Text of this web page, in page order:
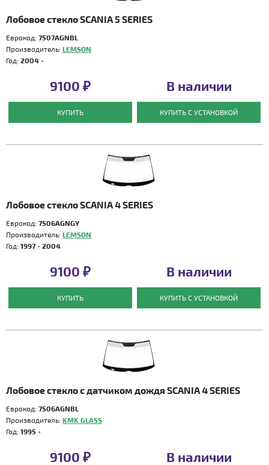
Лобовое стекло SCANIA 5 SERIES
Еврокод: 7507AGNBL
Производитель: LEMSON
Год: 2004 -
9100 ₽
КУПИТЬ
В наличии
КУПИТЬ С УСТАНОВКОЙ
Лобовое стекло SCANIA 4 SERIES
Еврокод: 7506AGNGY
Производитель: LEMSON
Год: 1997 - 2004
9100 ₽
КУПИТЬ
В наличии
КУПИТЬ С УСТАНОВКОЙ
Лобовое стекло с датчиком дождя SCANIA 4 SERIES
Еврокод: 7506AGNBL
Производитель: KMK GLASS
Год: 1995 -
9100 ₽ В наличии